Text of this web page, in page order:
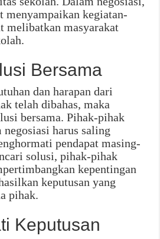
menyampaikan kegiatan-
melibatkan masyarakat
Bersama
dan harapan dari
telah dibahas, maka
bersama. Pihak-pihak
harus saling
pendapat masing-
solusi, pihak-pihak
kepentingan
keputusan yang
pihak.
Keputusan